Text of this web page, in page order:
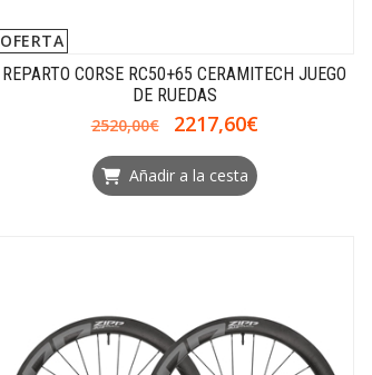
OFERTA
REPARTO CORSE RC50+65 CERAMITECH JUEGO
DE RUEDAS
2520,00€
2217,60€
Añadir a la cesta